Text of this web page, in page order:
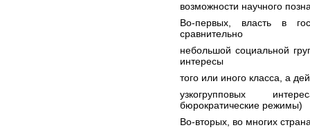
возможности научного
Во-первых, власть в
сравнительно
небольшой социальной
интересы
того или иного класса, а
узкогрупповых
бюрократические режимы)
Во-вторых, во многих